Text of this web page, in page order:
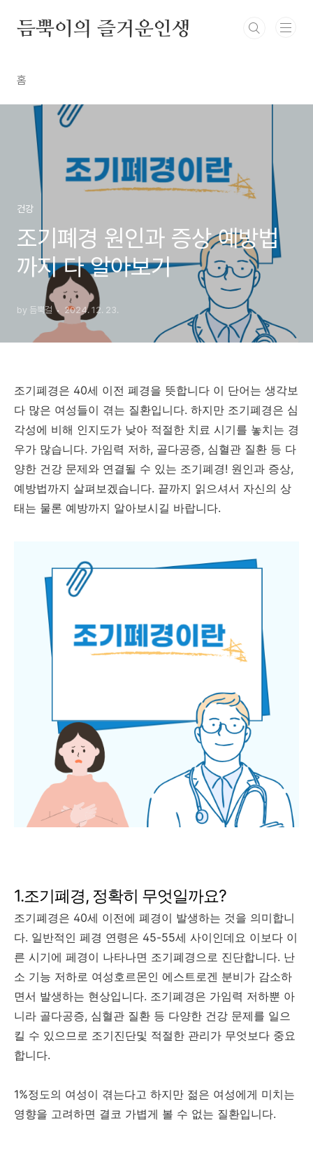
듬뿍이의 즐거운인생
홈
건강
조기폐경 원인과 증상 예방법
까지 다 알아보기
by 듬뿍걸 2024. 12. 23.
조기폐경은 40세 이전 폐경을 뜻합니다 이 단어는 생각보
다 많은 여성들이 겪는 질환입니다. 하지만 조기폐경은 심
각성에 비해 인지도가 낮아 적절한 치료 시기를 놓치는 경
우가 많습니다. 가임력 저하, 골다공증, 심혈관 질환 등 다
양한 건강 문제와 연결될 수 있는 조기폐경! 원인과 증상,
예방법까지 살펴보겠습니다. 끝까지 읽으셔서 자신의 상
태는 물론 예방까지 알아보시길 바랍니다.
1.조기폐경, 정확히 무엇일까요?
조기폐경은 40세 이전에 폐경이 발생하는 것을 의미합니
다. 일반적인 페경 연령은 45-55세 사이인데요 이보다 이
른 시기에 페경이 나타나면 조기폐경으로 진단합니다. 난
소 기능 저하로 여성호르몬인 에스트로겐 분비가 감소하
면서 발생하는 현상입니다. 조기폐경은 가임력 저하뿐 아
니라 골다공증, 심혈관 질환 등 다양한 건강 문제를 일으
킬 수 있으므로 조기진단및 적절한 관리가 무엇보다 중요
합니다.
1%정도의 여성이 겪는다고 하지만 젊은 여성에게 미치는
영향을 고려하면 결코 가볍게 볼 수 없는 질환입니다.